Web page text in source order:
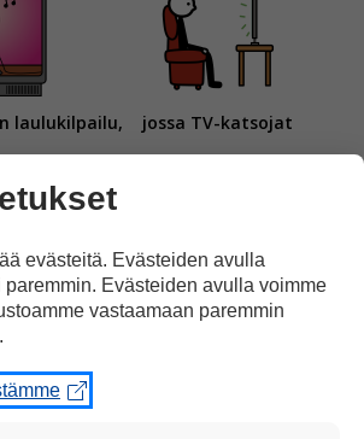
laulukilpailu, jossa TV-katsojat
parhaan esiintyjän.
evästeitä. Evästeiden avulla
Evästeiden avulla voimme
vastaamaan paremmin